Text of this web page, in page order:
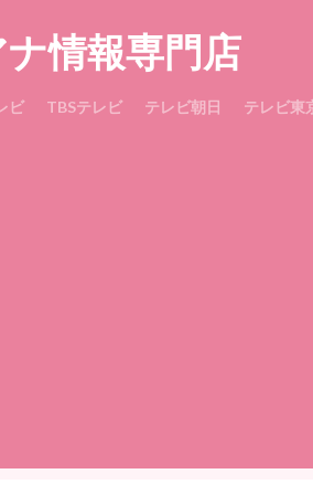
情報専門店
ビ TBSテレビ テレビ朝日 テレビ東